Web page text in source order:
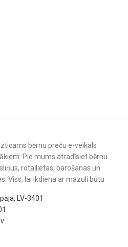
bērnu preču e-veikals
Pie mums atradīsiet bērnu
rotaļlietas, barošanas un
Viss, lai ikdiena ar mazuli būtu
LV-3401